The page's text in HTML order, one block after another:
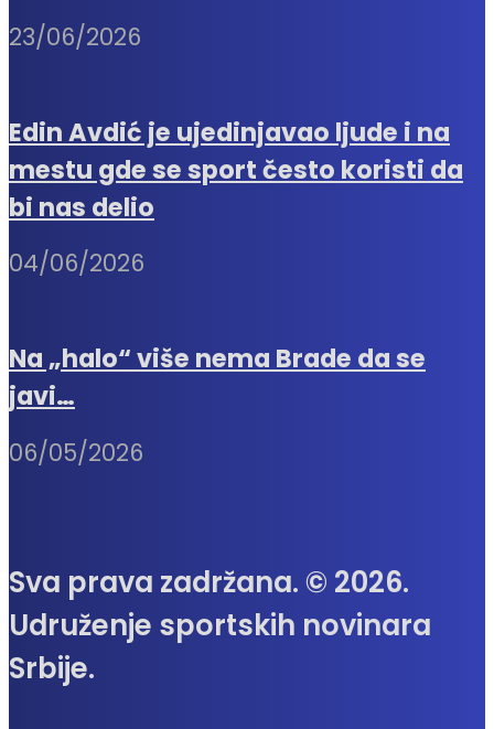
23/06/2026
Edin Avdić je ujedinjavao ljude i na
mestu gde se sport često koristi da
bi nas delio
04/06/2026
Na „halo“ više nema Brade da se
javi…
06/05/2026
Sva prava zadržana. © 2026.
Udruženje sportskih novinara
Srbije.